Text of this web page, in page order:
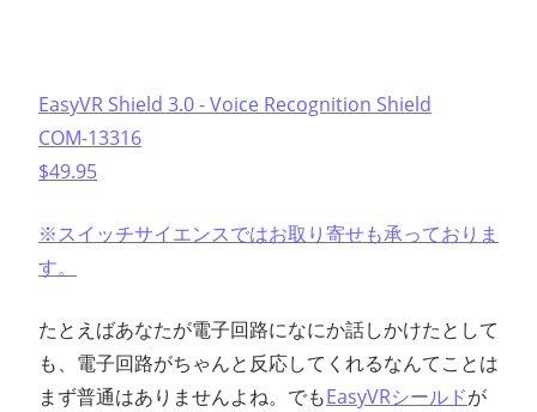
EasyVR Shield 3.0 - Voice Recognition Shield
COM-13316
$49.95
※スイッチサイエンスではお取り寄せも承っておりま
す。
たとえばあなたが電子回路になにか話しかけたとして
も、電子回路がちゃんと反応してくれるなんてことは
まず普通はありませんよね。でもEasyVRシールドが